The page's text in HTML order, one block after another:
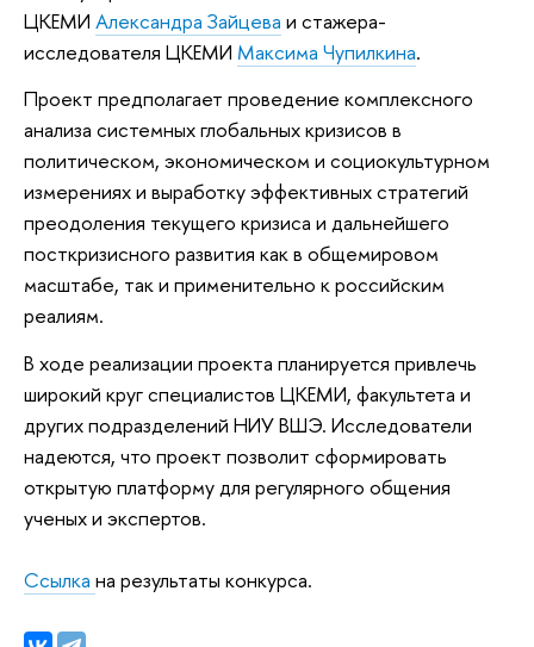
ЦКЕМИ Александра Зайцева и стажера-
исследователя ЦКЕМИ Максима Чупилкина.
Проект предполагает проведение комплексного
анализа системных глобальных кризисов в
политическом, экономическом и социокультурном
измерениях и выработку эффективных стратегий
преодоления текущего кризиса и дальнейшего
посткризисного развития как в общемировом
масштабе, так и применительно к российским
реалиям.
В ходе реализации проекта планируется привлечь
широкий круг специалистов ЦКЕМИ, факультета и
других подразделений НИУ ВШЭ. Исследователи
надеются, что проект позволит сформировать
открытую платформу для регулярного общения
ученых и экспертов.
Ссылка на результаты конкурса.